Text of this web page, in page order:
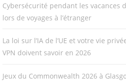
Cybersécurité pendant les vacances
lors de voyages à l’étranger
La loi sur l’IA de l’UE et votre vie
VPN doivent savoir en 2026
Jeux du Commonwealth 2026 à